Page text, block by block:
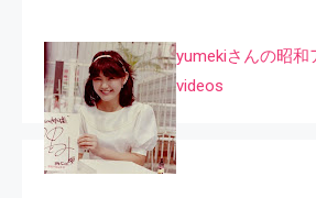
yumekiさんの昭
videos